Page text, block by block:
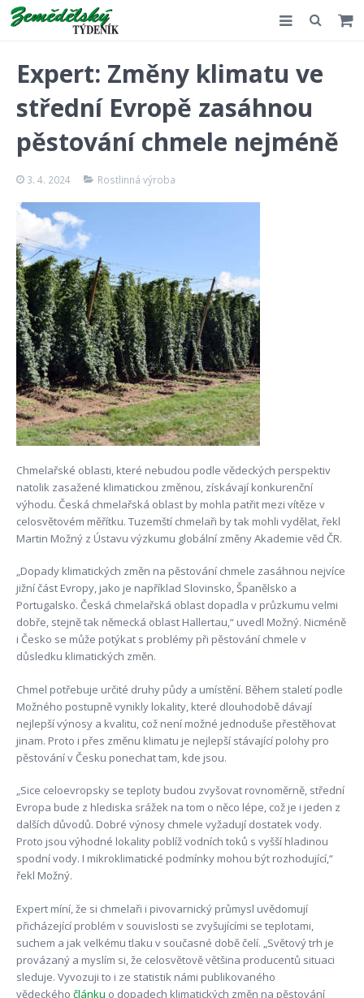
Komentář
Akce
E-shop
Kontakt
Expert: Změny klimatu ve
střední Evropě zasáhnou
pěstování chmele nejméně
3. 4. 2024 Rostlinná výroba
Chmelařské oblasti, které nebudou podle vědeckých perspektiv
natolik zasažené klimatickou změnou, získávají konkurenční
výhodu. Česká chmelařská oblast by mohla patřit mezi vítěze v
celosvětovém měřítku. Tuzemští chmelaři by tak mohli vydělat, řekl
Martin Možný z Ústavu výzkumu globální změny Akademie věd ČR.
„Dopady klimatických změn na pěstování chmele zasáhnou nejvíce
jižní část Evropy, jako je například Slovinsko, Španělsko a
Portugalsko. Česká chmelařská oblast dopadla v průzkumu velmi
dobře, stejně tak německá oblast Hallertau,“ uvedl Možný. Nicméně
i Česko se může potýkat s problémy při pěstování chmele v
důsledku klimatických změn.
Chmel potřebuje určité druhy půdy a umístění. Během staletí podle
Možného postupně vynikly lokality, které dlouhodobě dávají
nejlepší výnosy a kvalitu, což není možné jednoduše přestěhovat
jinam. Proto i přes změnu klimatu je nejlepší stávající polohy pro
pěstování v Česku ponechat tam, kde jsou.
„Sice celoevropsky se teploty budou zvyšovat rovnoměrně, střední
Evropa bude z hlediska srážek na tom o něco lépe, což je i jeden z
dalších důvodů. Dobré výnosy chmele vyžadují dostatek vody.
Proto jsou výhodné lokality poblíž vodních toků s vyšší hladinou
spodní vody. I mikroklimatické podmínky mohou být rozhodující,“
řekl Možný.
Expert míní, že si chmelaři i pivovarnický průmysl uvědomují
přicházející problém v souvislosti se zvyšujícími se teplotami,
suchem a jak velkému tlaku v současné době čelí. „Světový trh je
provázaný a myslím si, že celosvětově většina producentů situaci
sleduje. Vyvozuji to i ze statistik námi publikovaného
vědeckého článku o dopadech klimatických změn na pěstování